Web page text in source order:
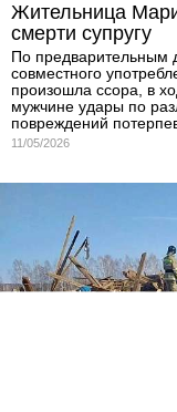
Жительница
смерти супругу
По предварительным
совместного
произошла ссора, в
мужчине удары по
повреждений
11/05/2026